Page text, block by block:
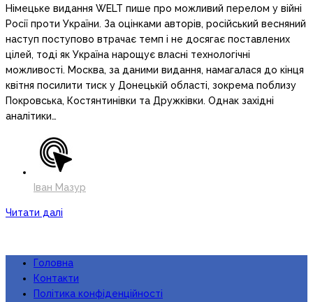
Німецьке видання WELT пише про можливий перелом у війні
Росії проти України. За оцінками авторів, російський весняний
наступ поступово втрачає темп і не досягає поставлених
цілей, тоді як Україна нарощує власні технологічні
можливості. Москва, за даними видання, намагалася до кінця
квітня посилити тиск у Донецькій області, зокрема поблизу
Покровська, Костянтинівки та Дружківки. Однак західні
аналітики…
Іван Мазур
Читати далі
Головна
Контакти
Політика конфіденційності